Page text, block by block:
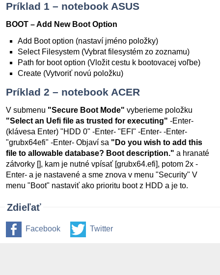
Príklad 1 – notebook ASUS
BOOT – Add New Boot Option
Add Boot option (nastaví jméno položky)
Select Filesystem (Vybrat filesystém zo zoznamu)
Path for boot option (Vložit cestu k bootovacej voľbe)
Create (Vytvoriť novú položku)
Príklad 2 – notebook ACER
V submenu "Secure Boot Mode" vyberieme položku
"Select an Uefi file as trusted for executing" -Enter-
(klávesa Enter) "HDD 0" -Enter- "EFI" -Enter- -Enter-
"grubx64efi" -Enter- Objaví sa "Do you wish to add this
file to allowable database? Boot description." a hranaté
zátvorky [], kam je nutné vpísať [grubx64.efi], potom 2x -
Enter- a je nastavené a sme znova v menu "Security" V
menu "Boot" nastaviť ako prioritu boot z HDD a je to.
Zdieľať
Facebook Twitter